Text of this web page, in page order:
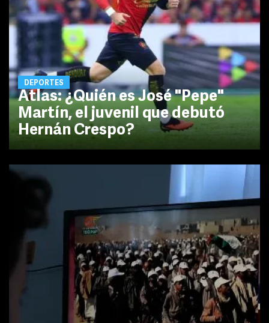
DEPORTES
Atlas: ¿Quién es José "Pepe"
Martín, el juvenil que debutó
Hernán Crespo?